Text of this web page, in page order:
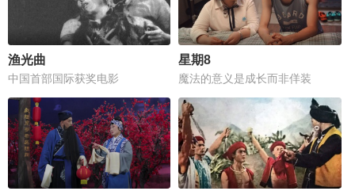
渔光曲
中国首部国际获奖电影
星期8
魔法的意义是成长而非佯装